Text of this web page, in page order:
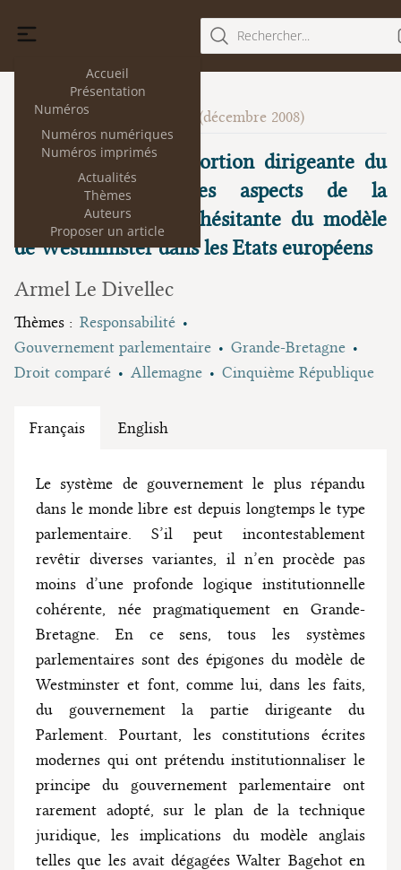
Accueil
Présentation
Numéros
Numéros numériques
Numéros imprimés
Actualités
Thèmes
Auteurs
Proposer un article
Rechercher...
1 Le droit politique (décembre 2008)
Le gouvernement, portion dirigeante du
Parlement. Quelques aspects de la
réception juridique hésitante du modèle
de Westminster dans les Etats européens
Armel Le Divellec
Thèmes : Responsabilité
Gouvernement parlementaire
Grande-Bretagne
Droit comparé
Allemagne Cinquième République
Français English
Le système de gouvernement le plus répandu
dans le monde libre est depuis longtemps le type
parlementaire. S’il peut incontestablement
revêtir diverses variantes, il n’en procède pas
moins d’une profonde logique institutionnelle
cohérente, née pragmatiquement en Grande-
Bretagne. En ce sens, tous les systèmes
parlementaires sont des épigones du modèle de
Westminster et font, comme lui, dans les faits,
du gouvernement la partie dirigeante du
Parlement. Pourtant, les constitutions écrites
modernes qui ont prétendu institutionnaliser le
principe du gouvernement parlementaire ont
rarement adopté, sur le plan de la technique
juridique, les implications du modèle anglais
telles que les avait dégagées Walter Bagehot en